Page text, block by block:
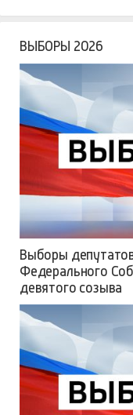
ВЫБОРЫ 2026
Выборы
Федерального
девятого созыва